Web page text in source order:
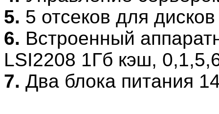
5. 5 отсеков для
6. Встроенный
LSI2208 1Гб кэш,
7. Два блока питания